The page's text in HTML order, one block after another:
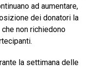
ad aumentare,
dei donatori la
non richiedono
la settimana delle